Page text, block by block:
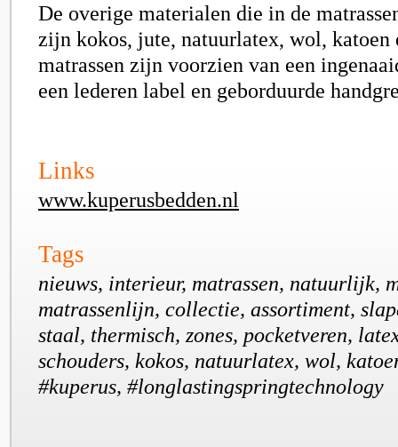
De overige materialen die in de
zijn kokos, jute, natuurlatex, wol, katoen
matrassen zijn voorzien van een
een lederen label en geborduurde
Links
www.kuperusbedden.nl
Tags
nieuws, interieur, matrassen, natuurlijk,
matrassenlijn, collectie, assortiment,
staal, thermisch, zones, pocketveren,
schouders, kokos, natuurlatex, wol,
#kuperus, #longlastingspringtechnology